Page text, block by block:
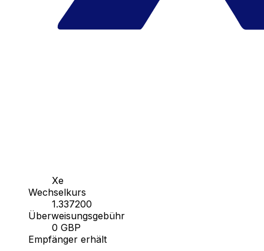
Xe
Wechselkurs
1.337200
Überweisungsgebühr
0 GBP
Empfänger erhält